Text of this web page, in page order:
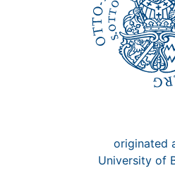
originated
University of